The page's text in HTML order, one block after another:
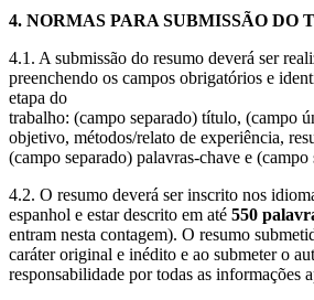
4. NORMAS PARA SUBMISSÃO DO
4.1. A submissão do resumo deverá ser
preenchendo os campos obrigatórios e
etapa do
trabalho: (campo separado) título, (campo
objetivo, métodos/relato de experiência,
(campo separado) palavras-chave e (campo
4.2. O resumo deverá ser inscrito nos
espanhol e estar descrito em até 550
entram nesta contagem). O resumo
caráter original e inédito e ao submeter o
responsabilidade por todas as informações